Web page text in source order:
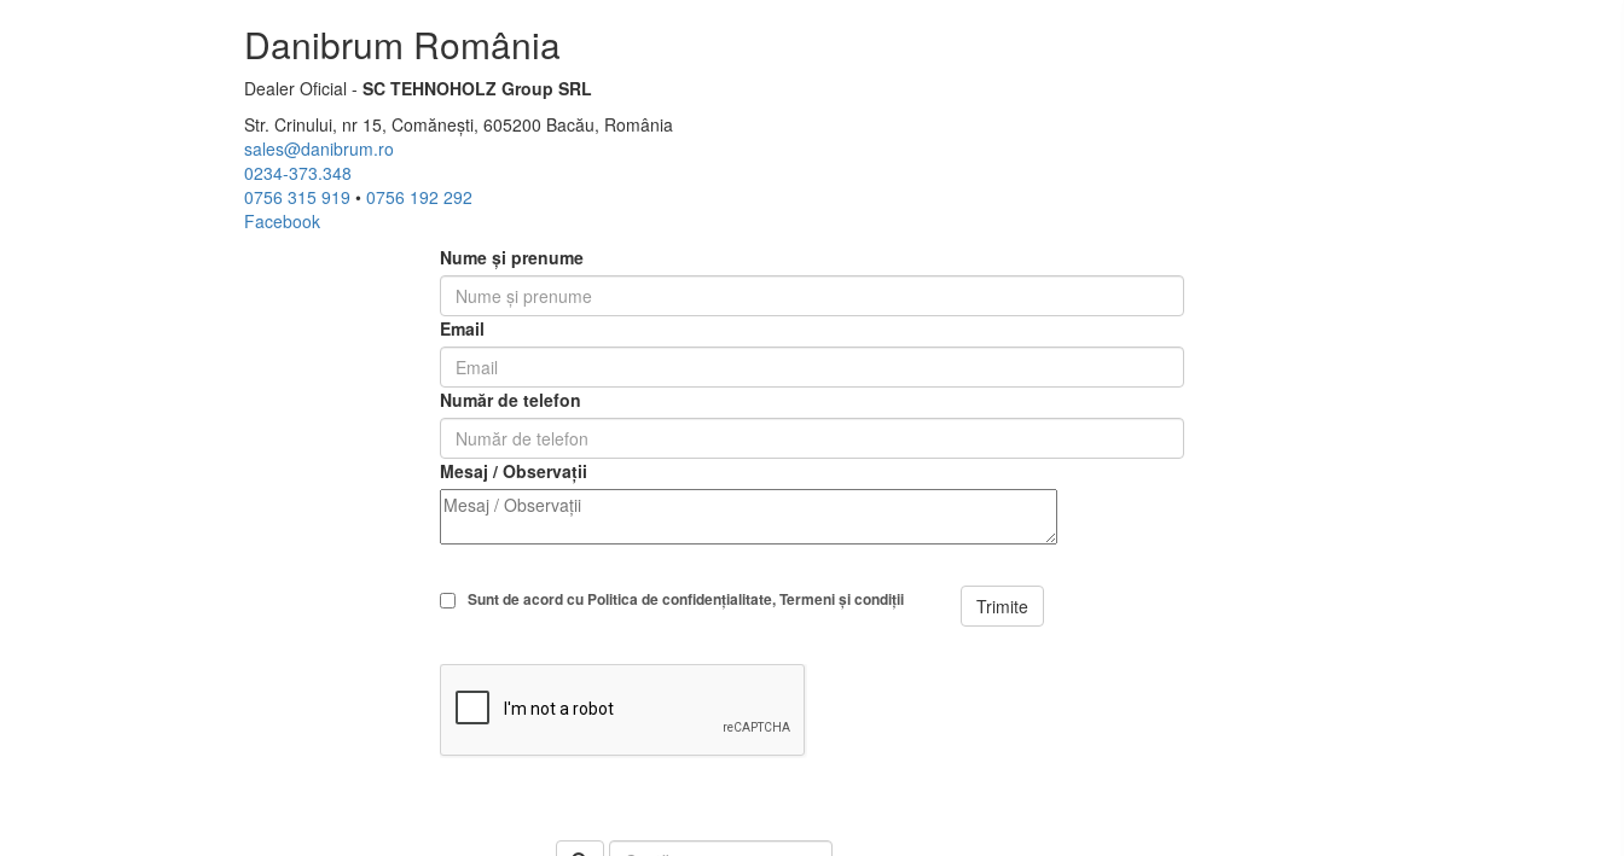
Danibrum România
Dealer Oficial - SC TEHNOHOLZ Group SRL
Str. Crinului, nr 15, Comănești, 605200 Bacău, România
sales@danibrum.ro
0234-373.348
0756 315 919 • 0756 192 292
Facebook
Nume și prenume
Email
Număr de telefon
Mesaj / Observații
Sunt de acord cu Politica de confidenţialitate Termeni şi condiţii Trimite